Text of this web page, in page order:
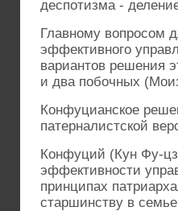
деспотизма -
Главному вопросом
эффективного
вариантов решения
и два побочных
Конфуцианское
патерналистской
Конфуций (Кун Фу-
эффективности
принципах
старшинству в